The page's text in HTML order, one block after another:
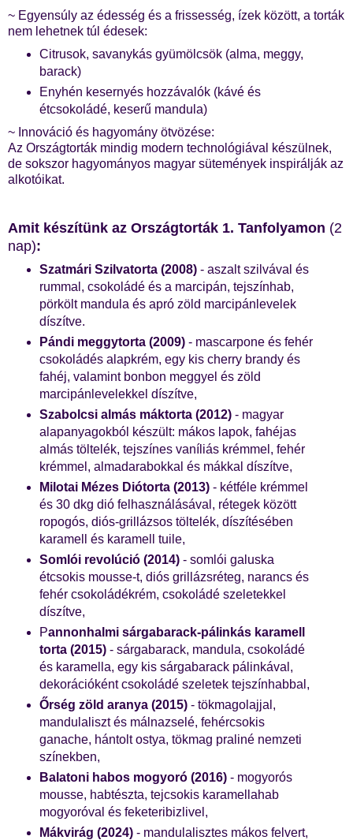
~ Egyensúly az édesség és a frissesség, ízek között, a torták
nem lehetnek túl édesek:
Citrusok, savanykás gyümölcsök (alma, meggy,
barack)
Enyhén kesernyés hozzávalók (kávé és
étcsokoládé, keserű mandula)
~ Innováció és hagyomány ötvözése:
Az Országtorták mindig modern technológiával készülnek,
de sokszor hagyományos magyar sütemények inspirálják az
alkotóikat.
Amit készítünk az Országtorták 1. Tanfolyamon (2
nap):
Szatmári Szilvatorta (2008)- aszalt szilvával és
rummal, csokoládé és a marcipán, tejszínhab,
pörkölt mandula és apró zöld marcipánlevelek
díszítve.
Pándi meggytorta (2009)- mascarpone és fehér
csokoládés alapkrém, egy kis cherry brandy és
fahéj, valamint bonbon meggyel és zöld
marcipánlevelekkel díszítve,
Szabolcsi almás máktorta (2012)- magyar
alapanyagokból készült: mákos lapok, fahéjas
almás töltelék, tejszínes vaníliás krémmel, fehér
krémmel, almadarabokkal és mákkal díszítve,
Milotai Mézes Diótorta (2013)- kétféle krémmel
és 30 dkg dió felhasználásával, rétegek között
ropogós, diós-grillázsos töltelék, díszítésében
karamell és karamell tuile,
Somlói revolúció (2014)- somlói galuska
étcsokis mousse-t, diós grillázsréteg, narancs és
fehér csokoládékrém, csokoládé szeletekkel
díszítve,
Pannonhalmi sárgabarack-pálinkás karamell
torta (2015)- sárgabarack, mandula, csokoládé
és karamella, egy kis sárgabarack pálinkával,
dekorációként csokoládé szeletek tejszínhabbal,
Őrség zöld aranya (2015)- tökmagolajjal,
mandulaliszt és málnazselé, fehércsokis
ganache, hántolt ostya, tökmag praliné nemzeti
színekben,
Balatoni habos mogyoró (2016)- mogyorós
mousse, habtészta, tejcsokis karamellahab
mogyoróval és feketeribizlivel,
Mákvirág (2024)- mandulalisztes mákos felvert,